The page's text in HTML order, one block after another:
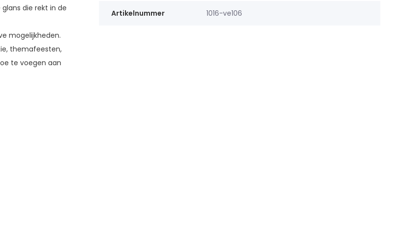
die rekt in de
mogelijkheden.
themafeesten,
te voegen aan
Artikelnummer 1016-ve106